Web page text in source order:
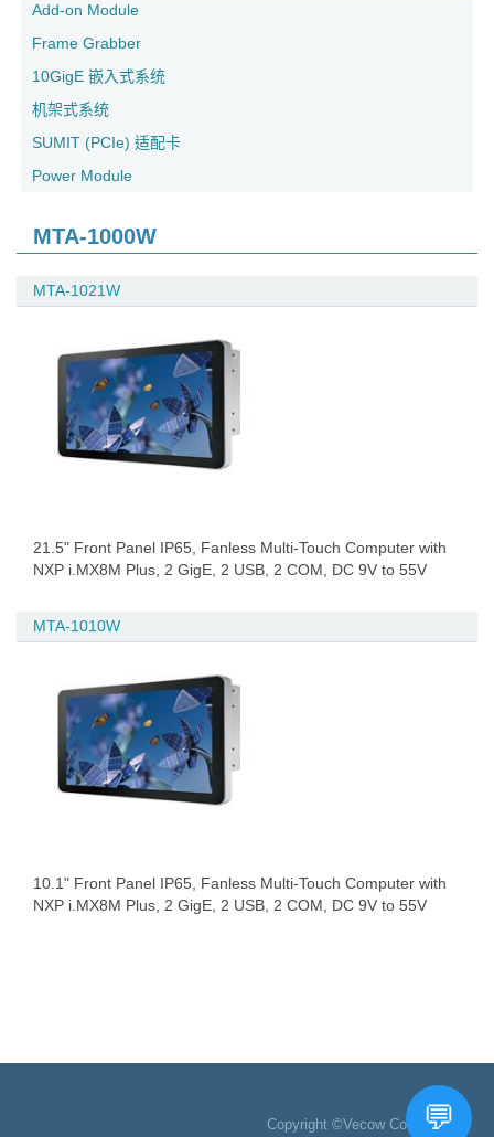
Add-on Module
Frame Grabber
10GigE 嵌入式系统
机架式系统
SUMIT (PCIe) 适配卡
Power Module
MTA-1000W
MTA-1021W
21.5" Front Panel IP65, Fanless Multi-Touch Computer with
NXP i.MX8M Plus, 2 GigE, 2 USB, 2 COM, DC 9V to 55V
MTA-1010W
10.1" Front Panel IP65, Fanless Multi-Touch Computer with
NXP i.MX8M Plus, 2 GigE, 2 USB, 2 COM, DC 9V to 55V
Copyright ©Vecow Co., Ltd.